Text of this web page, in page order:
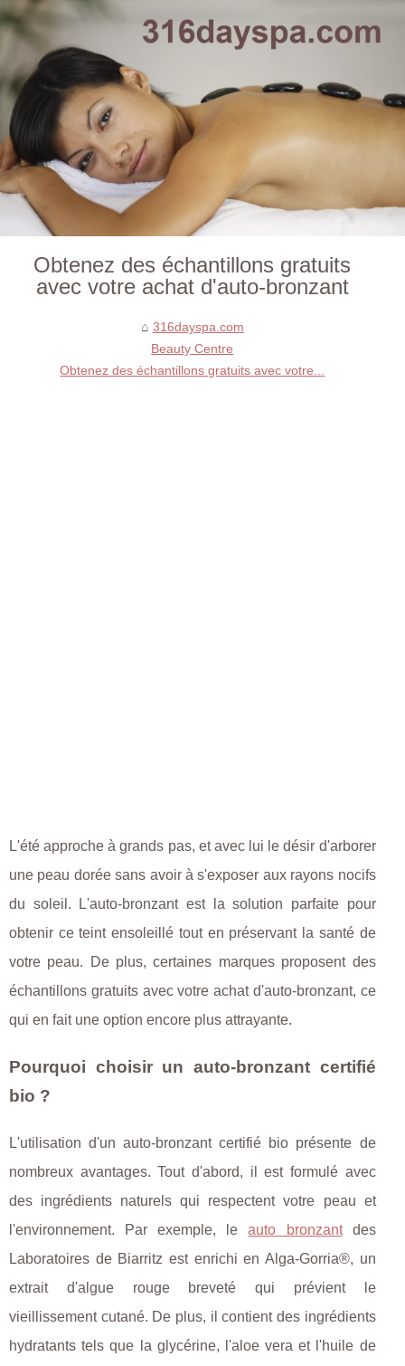
Obtenez des échantillons gratuits
avec votre achat d'auto-bronzant
316dayspa.com
Beauty Centre
Obtenez des échantillons gratuits avec votre...
L'été approche à grands pas, et avec lui le désir d'arborer
une peau dorée sans avoir à s'exposer aux rayons nocifs
du soleil. L'auto-bronzant est la solution parfaite pour
obtenir ce teint ensoleillé tout en préservant la santé de
votre peau. De plus, certaines marques proposent des
échantillons gratuits avec votre achat d'auto-bronzant, ce
qui en fait une option encore plus attrayante.
Pourquoi choisir un auto-bronzant certifié
bio ?
L'utilisation d'un auto-bronzant certifié bio présente de
nombreux avantages. Tout d'abord, il est formulé avec
des ingrédients naturels qui respectent votre peau et
l'environnement. Par exemple, leauto bronzantdes
Laboratoires de Biarritz est enrichi en Alga-Gorria®, un
extrait d'algue rouge breveté qui prévient le
vieillissement cutané. De plus, il contient des ingrédients
hydratants tels que la glycérine, l'aloe vera et l'huile de